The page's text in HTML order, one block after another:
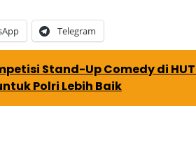
Telegram
Stand-Up Comedy di
Polri Lebih Baik